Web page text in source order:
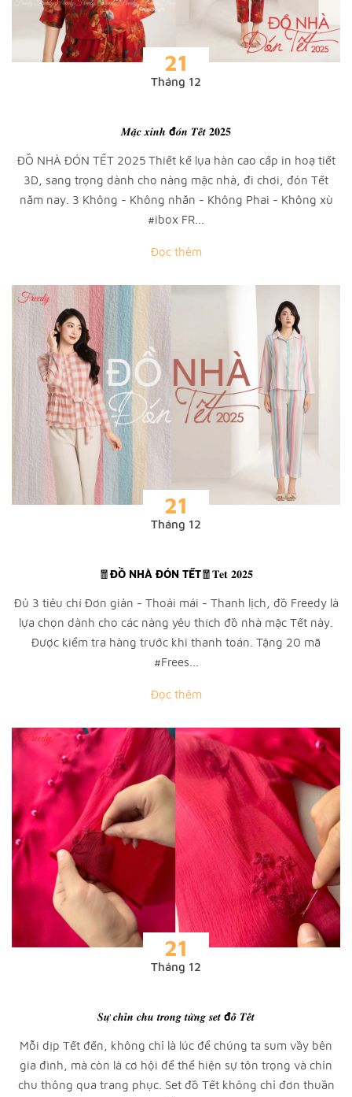
21
Tháng 12
𝑴𝒂̣̆𝒄 𝒙𝒊𝒏𝒉 đ𝒐́𝒏 𝑻𝒆̂́𝒕 𝟐𝟎𝟐𝟓
ĐỒ NHÀ ĐÓN TẾT 2025 Thiết kế lụa hàn cao cấp in hoạ tiết
3D, sang trọng dành cho nàng mặc nhà, đi chơi, đón Tết
năm nay. 3 Không - Không nhăn - Không Phai - Không xù
#ibox FR...
Đọc thêm
21
Tháng 12
🧧ĐỒ NHÀ ĐÓN TẾT🧧𝐓𝐞𝐭 𝟐𝟎𝟐𝟓
Đủ 3 tiêu chí Đơn giản - Thoải mái - Thanh lịch, đồ Freedy là
lựa chọn dành cho các nàng yêu thích đồ nhà mặc Tết này.
Được kiểm tra hàng trước khi thanh toán. Tặng 20 mã
#Frees...
Đọc thêm
21
Tháng 12
𝑺𝒖̛̣ 𝒄𝒉𝒊̉𝒏 𝒄𝒉𝒖 𝒕𝒓𝒐𝒏𝒈 𝒕𝒖̛̀𝒏𝒈 𝒔𝒆𝒕 đ𝒐̂̀ 𝑻𝒆̂́𝒕
Mỗi dịp Tết đến, không chỉ là lúc để chúng ta sum vầy bên
gia đình, mà còn là cơ hội để thể hiện sự tôn trọng và chỉn
chu thông qua trang phục. Set đồ Tết không chỉ đơn thuần